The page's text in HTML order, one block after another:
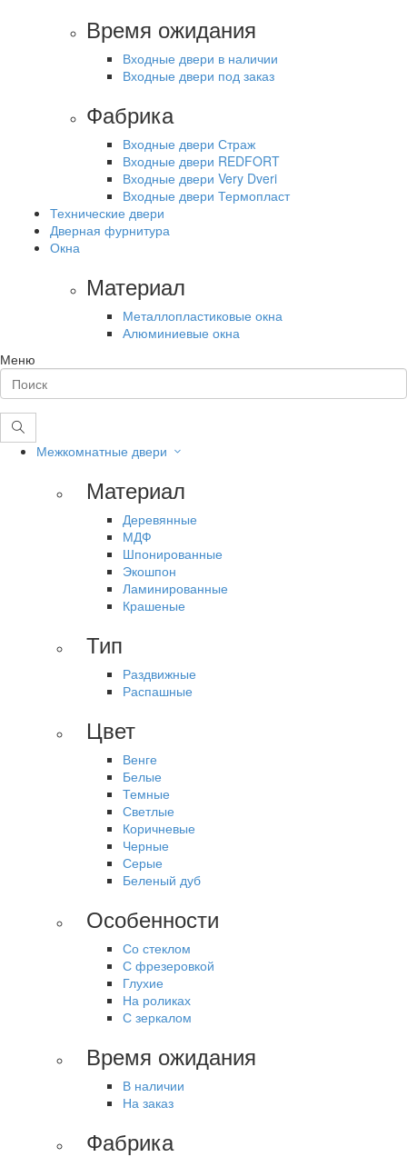
Время ожидания
Входные двери в наличии
Входные двери под заказ
Фабрика
Входные двери Страж
Входные двери REDFORT
Входные двери Very Dveri
Входные двери Термопласт
Технические двери
Дверная фурнитура
Окна
Материал
Металлопластиковые окна
Алюминиевые окна
Меню
Межкомнатные двери
Материал
Деревянные
МДФ
Шпонированные
Экошпон
Ламинированные
Крашеные
Тип
Раздвижные
Распашные
Цвет
Венге
Белые
Темные
Светлые
Коричневые
Черные
Серые
Беленый дуб
Особенности
Со стеклом
С фрезеровкой
Глухие
На роликах
С зеркалом
Время ожидания
В наличии
На заказ
Фабрика